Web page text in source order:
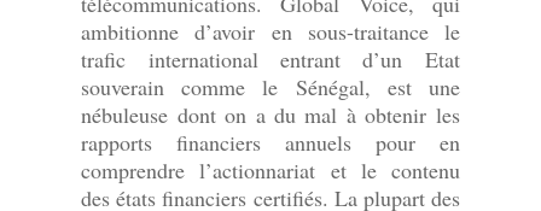
ambitionne d’avoir en sous-traitance le
trafic international entrant d’un Etat
souverain comme le Sénégal, est une
nébuleuse dont on a du mal à obtenir les
rapports financiers annuels pour en
comprendre l’actionnariat et le contenu
des états financiers certifiés. La plupart des